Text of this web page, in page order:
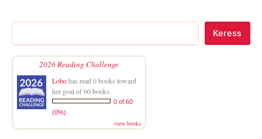
Keress
2026 Reading Challenge
Lobohas read 0 books toward
her goal of 60 books.
0 of 60
(0%)
view books